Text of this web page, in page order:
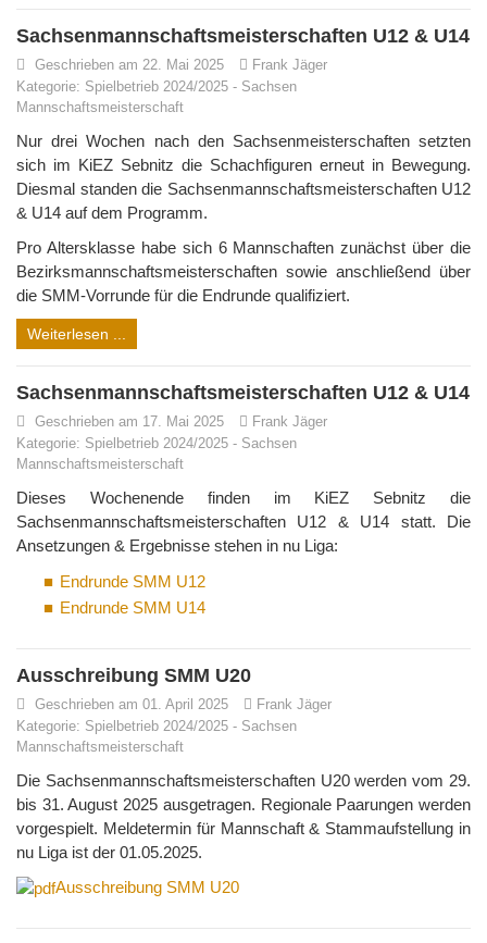
Sachsenmannschaftsmeisterschaften U12 & U14
Geschrieben am 22. Mai 2025
Frank Jäger
Kategorie: Spielbetrieb 2024/2025 - Sachsen
Mannschaftsmeisterschaft
Nur drei Wochen nach den Sachsenmeisterschaften setzten
sich im KiEZ Sebnitz die Schachfiguren erneut in Bewegung.
Diesmal standen die Sachsenmannschaftsmeisterschaften U12
& U14 auf dem Programm.
Pro Altersklasse habe sich 6 Mannschaften zunächst über die
Bezirksmannschaftsmeisterschaften sowie anschließend über
die SMM-Vorrunde für die Endrunde qualifiziert.
Weiterlesen ...
Sachsenmannschaftsmeisterschaften U12 & U14
Geschrieben am 17. Mai 2025
Frank Jäger
Kategorie: Spielbetrieb 2024/2025 - Sachsen
Mannschaftsmeisterschaft
Dieses Wochenende finden im KiEZ Sebnitz die
Sachsenmannschaftsmeisterschaften U12 & U14 statt. Die
Ansetzungen & Ergebnisse stehen in nu Liga:
Endrunde SMM U12
Endrunde SMM U14
Ausschreibung SMM U20
Geschrieben am 01. April 2025
Frank Jäger
Kategorie: Spielbetrieb 2024/2025 - Sachsen
Mannschaftsmeisterschaft
Die Sachsenmannschaftsmeisterschaften U20 werden vom 29.
bis 31. August 2025 ausgetragen. Regionale Paarungen werden
vorgespielt. Meldetermin für Mannschaft & Stammaufstellung in
nu Liga ist der 01.05.2025.
Ausschreibung SMM U20